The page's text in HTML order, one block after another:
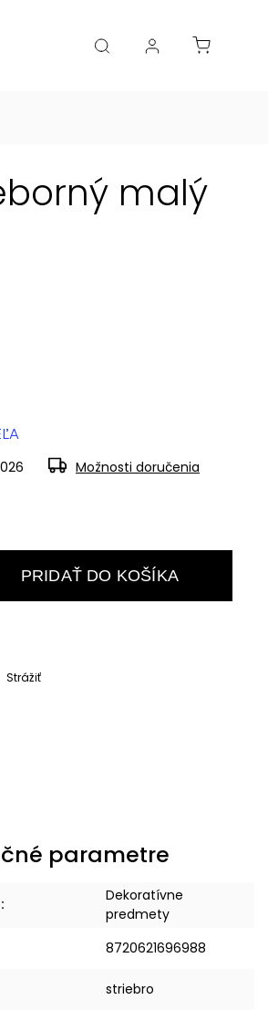
Katalógy Blogy
malý
Možnosti doručenia
PRIDAŤ DO KOŠÍKA
Strážiť
parametre
:
Dekoratívne
predmety
8720621696988
striebro